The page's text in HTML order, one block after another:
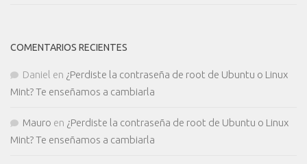
COMENTARIOS RECIENTES
Daniel en ¿Perdiste la contraseña de root de Ubuntu o Linux
Mint? Te enseñamos a cambiarla
Mauro en ¿Perdiste la contraseña de root de Ubuntu o Linux
Mint? Te enseñamos a cambiarla